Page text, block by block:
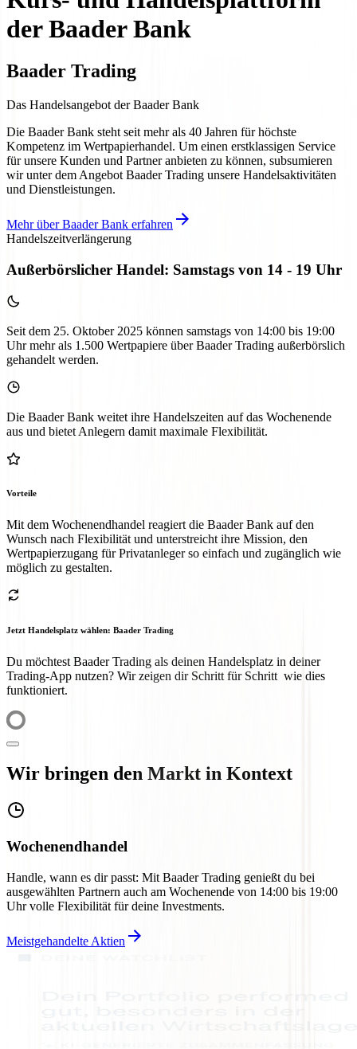
der Baader Bank
Baader Trading
Das Handelsangebot der Baader Bank
Die Baader Bank steht seit mehr als 40 Jahren für höchste
Kompetenz im Wertpapierhandel. Um einen erstklassigen Service
für unsere Kunden und Partner anbieten zu können, subsumieren
wir unter dem Angebot Baader Trading unsere Handelsaktivitäten
und Dienstleistungen.
Mehr über Baader Bank erfahren
Handelszeitverlängerung
Außerbörslicher Handel: Samstags von 14 - 19 Uhr
Seit dem 25. Oktober 2025 können samstags von 14:00 bis 19:00
Uhr mehr als 1.500 Wertpapiere über Baader Trading außerbörslich
gehandelt werden.
Die Baader Bank weitet ihre Handelszeiten auf das Wochenende
aus und bietet Anlegern damit maximale Flexibilität.
Vorteile
Mit dem Wochenendhandel reagiert die Baader Bank auf den
Wunsch nach Flexibilität und unterstreicht ihre Mission, den
Wertpapierzugang für Privatanleger so einfach und zugänglich wie
möglich zu gestalten.
Jetzt Handelsplatz wählen: Baader Trading
Du möchtest Baader Trading als deinen Handelsplatz in deiner
Trading-App nutzen? Wir zeigen dir Schritt für Schritt wie dies
funktioniert.
Wir bringen den Markt in Kontext
Wochenendhandel
Handle, wann es dir passt: Mit Baader Trading genießt du bei
ausgewählten Partnern auch am Wochenende von 14:00 bis 19:00
Uhr volle Flexibilität für deine Investments.
Meistgehandelte Aktien